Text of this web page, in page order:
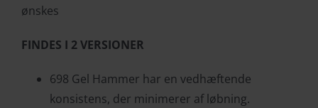
ønskes
FINDES I 2 VERSIONER
698 Gel Hammer har en vedhæftende
konsistens, der minimerer af løbning.